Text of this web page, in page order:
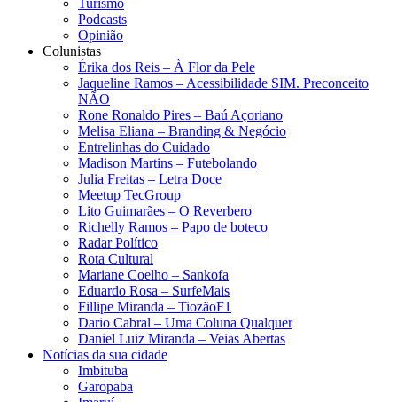
Podcasts
Opinião
Colunistas
Érika dos Reis​ – À Flor da Pele
Jaqueline Ramos – Acessibilidade SIM. Preconceito
NÃO
Rone Ronaldo Pires – Baú Açoriano
Melisa Eliana – Branding & Negócio
Entrelinhas do Cuidado
Madison Martins – Futebolando
Julia Freitas​ – Letra Doce
Meetup TecGroup
Lito Guimarães – O Reverbero
Richelly Ramos​ – Papo de boteco
Radar Político
Rota Cultural
Mariane Coelho – Sankofa
Eduardo Rosa​ – SurfeMais
Fillipe Miranda – TiozãoF1
Dario Cabral – Uma Coluna Qualquer
Daniel Luiz Miranda – Veias Abertas
Notícias da sua cidade
Imbituba
Garopaba